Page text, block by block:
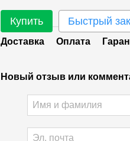
Купить Быстрый
Доставка Оплата
Новый отзыв или